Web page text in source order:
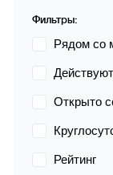
Фильтры:
Рядом со
Открыто
Рейтинг